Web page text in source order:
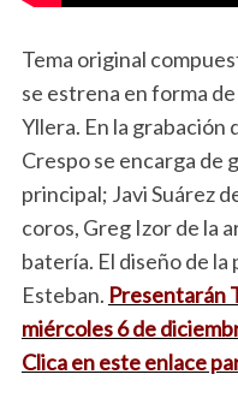
Tema original
se estrena en forma
Yllera. En la grabación
Crespo se encarga de
principal; Javi Suárez
coros, Greg Izor de la
batería. El diseño de
Esteban. Presentarán
miércoles 6 de
Clica en este enlace